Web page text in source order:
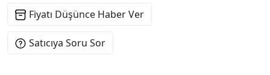
Fiyatı Düşünce Haber Ver
Satıcıya Soru Sor